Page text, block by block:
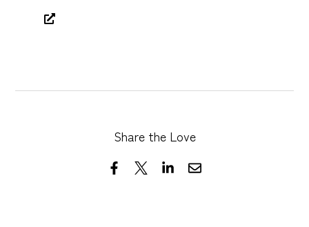
Share the Love